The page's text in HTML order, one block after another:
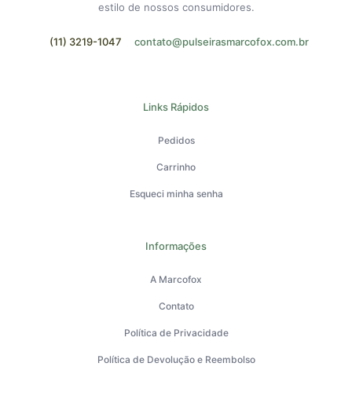
estilo de nossos consumidores.
(11) 3219-1047 contato@pulseirasmarcofox.com.br
Links Rápidos
Pedidos
Carrinho
Esqueci minha senha
Informações
A Marcofox
Contato
Política de Privacidade
Política de Devolução e Reembolso